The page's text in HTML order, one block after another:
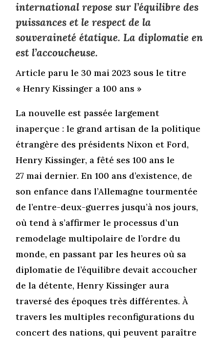
international repose sur l’équilibre des
puissances et le respect de la
souveraineté étatique. La diplomatie en
est l’accoucheuse.
Article paru le 30 mai 2023 sous le titre
« Henry Kissinger a 100 ans »
La nouvelle est passée largement
inaperçue : le grand artisan de la politique
étrangère des présidents Nixon et Ford,
Henry Kissinger, a fêté ses 100 ans le
27 mai dernier. En 100 ans d’existence, de
son enfance dans l’Allemagne tourmentée
de l’entre-deux-guerres jusqu’à nos jours,
où tend à s’affirmer le processus d’un
remodelage multipolaire de l’ordre du
monde, en passant par les heures où sa
diplomatie de l’équilibre devait accoucher
de la détente, Henry Kissinger aura
traversé des époques très différentes. À
travers les multiples reconfigurations du
concert des nations, qui peuvent paraître